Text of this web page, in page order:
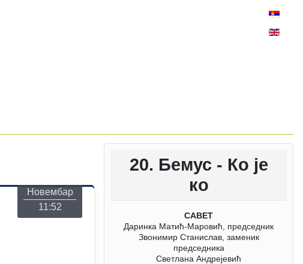
Новембар
11:52
20. Бемус - Ко је
ко
САВЕТ
Даринка Матић-Маровић, председник
Звонимир Станислав, заменик
председника
Светлана Андрејевић